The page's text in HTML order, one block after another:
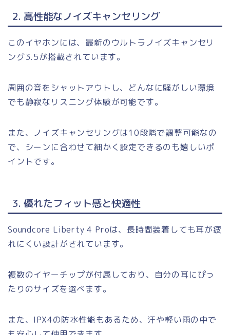
2. 高性能なノイズキャンセリング
このイヤホンには、最新のウルトラノイズキャンセリ
ング3.5が搭載されています。
周囲の音をシャットアウトし、どんなに騒がしい環境
でも静寂なリスニング体験が可能です。
また、ノイズキャンセリングは10段階で調整可能なの
で、シーンに合わせて細かく設定できるのも嬉しいポ
イントです。
3. 優れたフィット感と快適性
Soundcore Liberty 4 Proは、長時間装着しても耳が疲
れにくい設計がされています。
複数のイヤーチップが付属しており、自分の耳にぴっ
たりのサイズを選べます。
また、IPX4の防水性能もあるため、汗や軽い雨の中で